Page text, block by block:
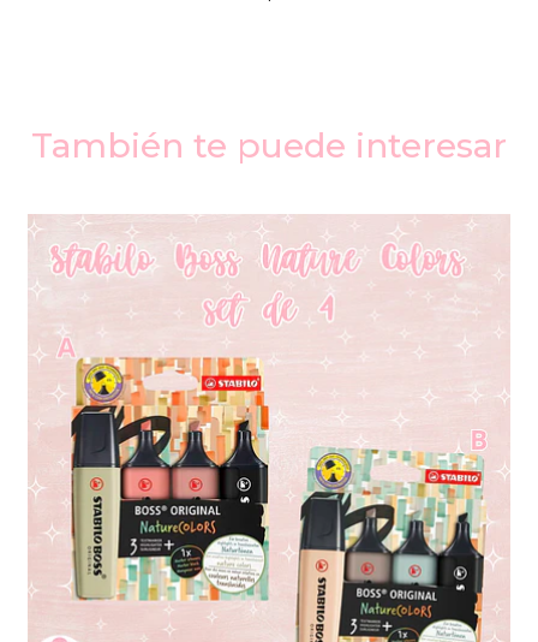
También te puede interesar